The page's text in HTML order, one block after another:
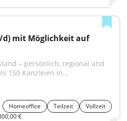
mit Möglichkeit auf
– persönlich, regional und
150 Kanzleien in...
Homeoffice Teilzeit
Vollzeit
€